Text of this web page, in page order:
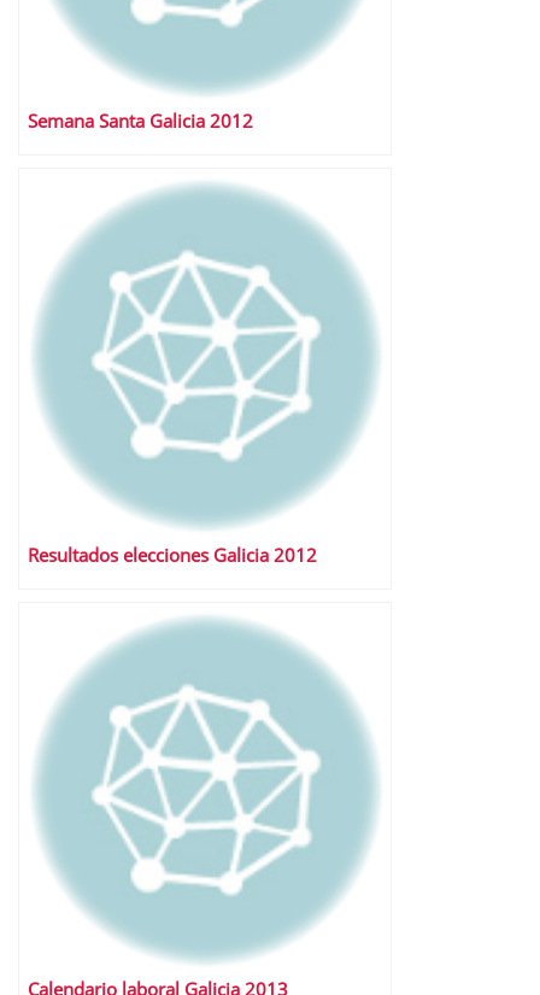
Semana Santa Galicia 2012
Resultados elecciones Galicia 2012
Calendario laboral Galicia 2013